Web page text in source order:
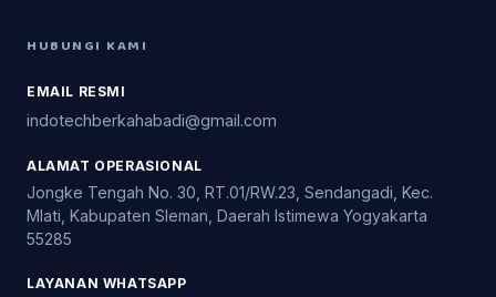
HUBUNGI KAMI
EMAIL RESMI
indotechberkahabadi@gmail.com
ALAMAT OPERASIONAL
Jongke Tengah No. 30, RT.01/RW.23, Sendangadi, Kec.
Mlati, Kabupaten Sleman, Daerah Istimewa Yogyakarta
55285
LAYANAN WHATSAPP